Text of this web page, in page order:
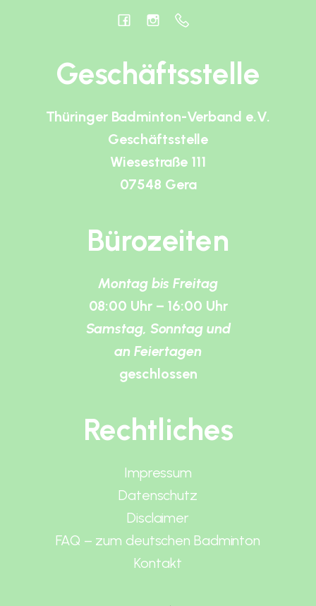
Geschäftsstelle
Thüringer Badminton-Verband e.V.
Geschäftsstelle
Wiesestraße 111
07548 Gera
Bürozeiten
Montag bis Freitag
08:00 Uhr – 16:00 Uhr
Samstag, Sonntag und
an Feiertagen
geschlossen
Rechtliches
Impressum
Datenschutz
Disclaimer
FAQ – zum deutschen Badminton
Kontakt